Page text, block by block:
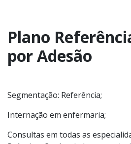
Plano
por Adesão
Segmentação: Referência;
Internação em enfermaria;
Consultas em todas as